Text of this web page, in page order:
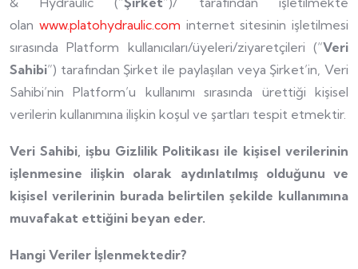
olan www.platohydraulic.com internet sitesinin işletilmesi
sırasında Platform kullanıcıları/üyeleri/ziyaretçileri (“Veri
Sahibi”) tarafından Şirket ile paylaşılan veya Şirket’in, Veri
Sahibi’nin Platform’u kullanımı sırasında ürettiği kişisel
verilerin kullanımına ilişkin koşul ve şartları tespit etmektir.
Veri Sahibi, işbu Gizlilik Politikası ile kişisel verilerinin
işlenmesine ilişkin olarak aydınlatılmış olduğunu ve
kişisel verilerinin burada belirtilen şekilde kullanımına
muvafakat ettiğini beyan eder.
Hangi Veriler İşlenmektedir?